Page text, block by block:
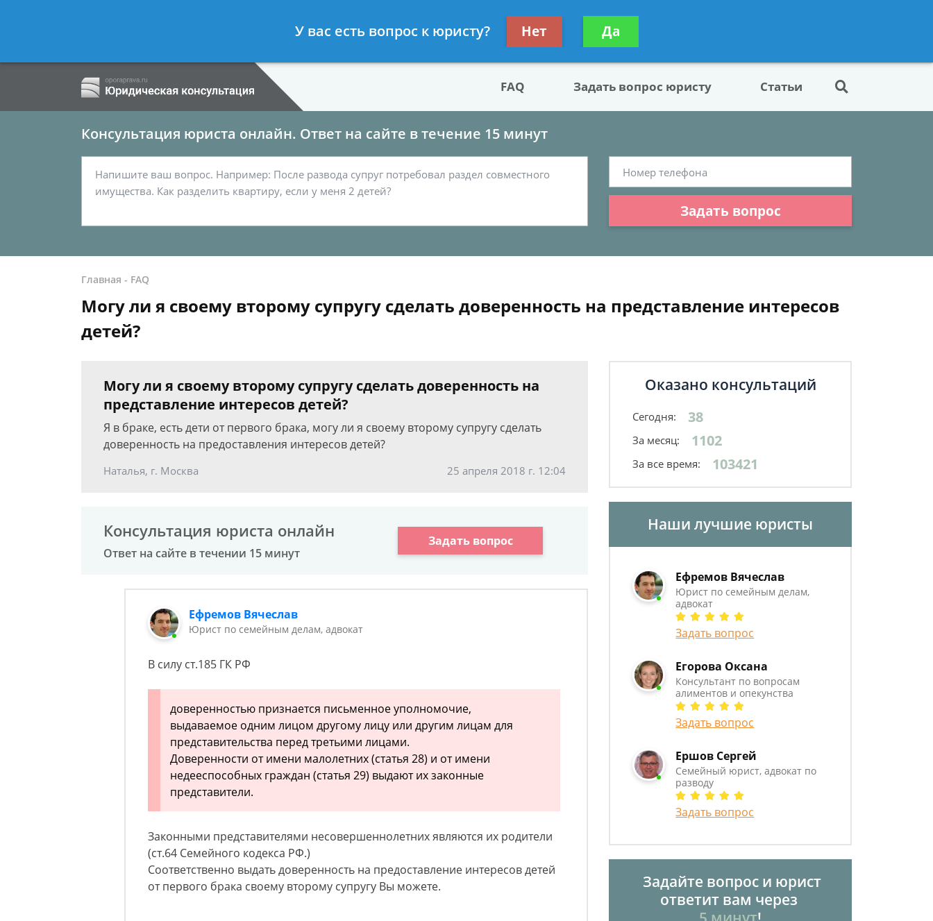
- Семейный юрист, адвокат по разводу
Получите консультацию
бесплатно
FAQ Задать вопрос юристу Статьи
Консультация юриста онлайн. Ответ на сайте в течение 15 минут
Задать вопрос
Главная - FAQ
Могу ли я своему второму супругу сделать доверенность на представление интересов
детей?
Могу ли я своему второму супругу сделать доверенность на
представление интересов детей?
Я в браке, есть дети от первого брака, могу ли я своему второму супругу сделать
доверенность на предоставления интересов детей?
Наталья, г. Москва 25 апреля 2018 г. 12:04
Консультация юриста онлайн
Ответ на сайте в течении 15 минут
Задать вопрос
Ефремов Вячеслав
Юрист по семейным делам, адвокат
В силу ст.185 ГК РФ
доверенностью признается письменное уполномочие,
выдаваемое одним лицом другому лицу или другим лицам для
представительства перед третьими лицами.
Доверенности от имени малолетних (статья 28) и от имени
недееспособных граждан (статья 29) выдают их законные
представители.
Законными представителями несовершеннолетних являются их родители
(ст.64 Семейного кодекса РФ.)
Соответственно выдать доверенность на предоставление интересов детей
от первого брака своему второму супругу Вы можете.
Оказано консультаций
Сегодня: 38
За месяц: 1102
За все время: 103421
Наши лучшие юристы
Ефремов Вячеслав
Юрист по семейным делам,
адвокат
Задать вопрос
Егорова Оксана
Консультант по вопросам
алиментов и опекунства
Задать вопрос
Ершов Сергей
Семейный юрист, адвокат по
разводу
Задать вопрос
Задайте вопрос и юрист
ответит вам через
У вас есть вопрос к юристу? Нет Да